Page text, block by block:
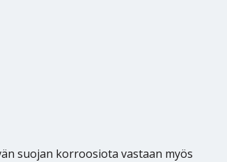
suojan korroosiota vastaan myös